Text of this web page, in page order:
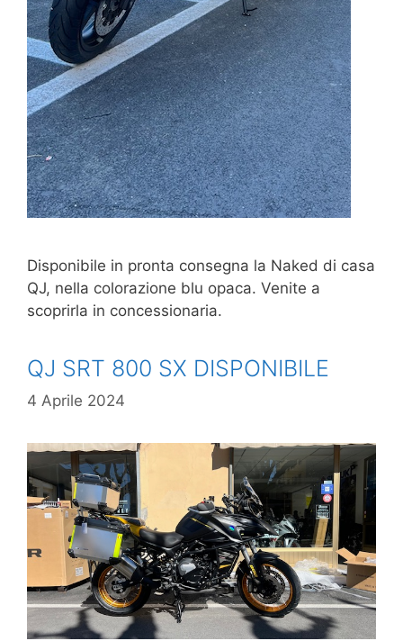
Disponibile in pronta consegna la Naked di casa
QJ, nella colorazione blu opaca. Venite a
scoprirla in concessionaria.
QJ SRT 800 SX DISPONIBILE
4 Aprile 2024